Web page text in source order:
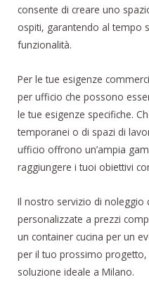
consente di creare uno
ospiti, garantendo al tempo
funzionalità.
Per le tue esigenze
per ufficio che possono
le tue esigenze specifiche.
temporanei o di spazi di
ufficio offrono un’ampia
raggiungere i tuoi obiettivi
Il nostro servizio di noleggio
personalizzate a prezzi
un container cucina per un
per il tuo prossimo
soluzione ideale a Milano.